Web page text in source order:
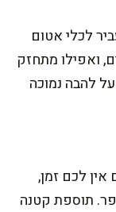
לכלי אטום
ואפילו מתחזק
להבה נמוכה
אין לכם זמן,
תוספת קטנה